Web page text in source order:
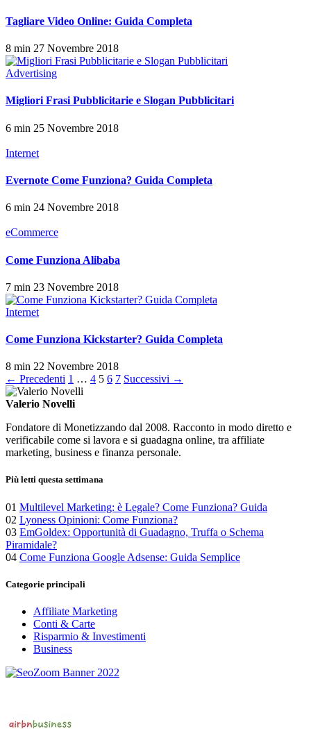
Tagliare Video Online: Guida Completa
8 min 27 Novembre 2018
Advertising
Migliori Frasi Pubblicitarie e Slogan Pubblicitari
6 min 25 Novembre 2018
Internet
Evernote Come Funziona? Guida Completa
6 min 24 Novembre 2018
eCommerce
Come Funziona Alibaba
7 min 23 Novembre 2018
Internet
Come Funziona Kickstarter? Guida Completa
8 min 22 Novembre 2018
Paginazione
degli
articoli
← Precedenti 1 … 4 5 6 7 Successivi →
Valerio Novelli
Fondatore di Monetizzando dal 2008. Racconto in modo diretto e
verificabile come si lavora e si guadagna online, tra affiliate
marketing, business e finanza personale.
Più letti questa settimana
01 Multilevel Marketing: è Legale? Come Funziona? Guida
02 Lyoness Opinioni: Come Funziona?
03 EmGoldex: Opportunità di Guadagno, Truffa o Schema
Piramidale?
04 Come Funziona Google Adsense: Guida Semplice
Categorie principali
Affiliate Marketing
Conti & Carte
Risparmio & Investimenti
Business